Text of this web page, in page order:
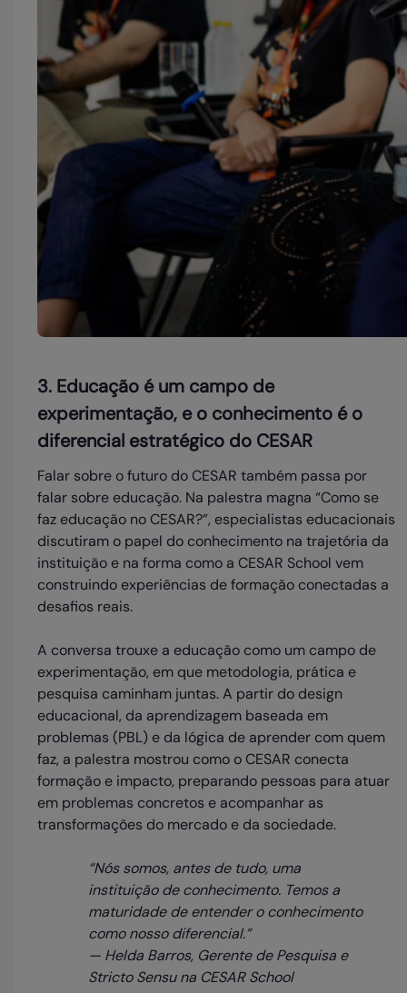
3. Educação é um campo de
experimentação, e o conhecimento é o
diferencial estratégico do CESAR
Falar sobre o futuro do CESAR também passa por
falar sobre educação. Na palestra magna “Como se
faz educação no CESAR?”, especialistas educacionais
discutiram o papel do conhecimento na trajetória da
instituição e na forma como a CESAR School vem
construindo experiências de formação conectadas a
desafios reais.
A conversa trouxe a educação como um campo de
experimentação, em que metodologia, prática e
pesquisa caminham juntas. A partir do design
educacional, da aprendizagem baseada em
problemas (PBL) e da lógica de aprender com quem
faz, a palestra mostrou como o CESAR conecta
formação e impacto, preparando pessoas para atuar
em problemas concretos e acompanhar as
transformações do mercado e da sociedade.
“Nós somos, antes de tudo, uma
instituição de conhecimento. Temos a
maturidade de entender o conhecimento
como nosso diferencial.”
— Helda Barros, Gerente de Pesquisa e
Stricto Sensu na CESAR School